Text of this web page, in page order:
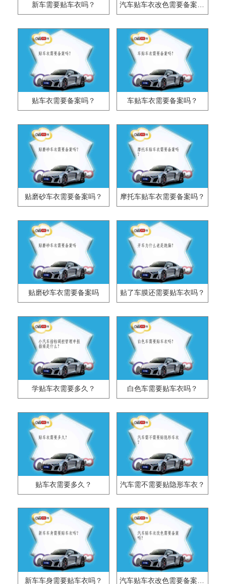
新车需要贴车衣吗？ 汽车贴车衣改色需要备案吗？
贴车衣需要备案吗？ 车贴车衣需要备案吗？
贴磨砂车衣需要备案吗？ 摩托车贴车衣需要备案吗？
贴磨砂车衣需要备案吗 贴了车膜还需要贴车衣吗？
学贴车衣需要多久？ 白色车需要贴车衣吗？
贴车衣需要多久？ 汽车需不需要贴隐形车衣？
新车车身需要贴车衣吗？